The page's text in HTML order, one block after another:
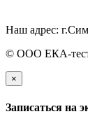
Наш адрес:
© OOO ЕКА-
×
Записаться на